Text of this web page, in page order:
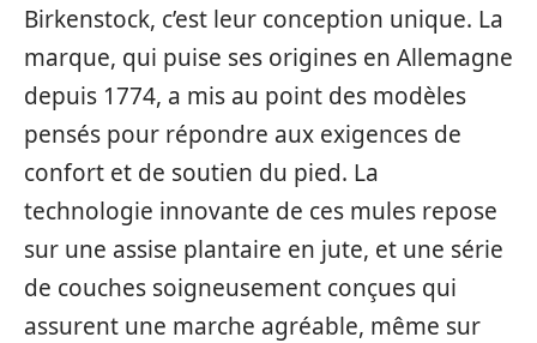
Birkenstock, c’est leur conception unique. La
marque, qui puise ses origines en Allemagne
depuis 1774, a mis au point des modèles
pensés pour répondre aux exigences de
confort et de soutien du pied. La
technologie innovante de ces mules repose
sur une assise plantaire en jute, et une série
de couches soigneusement conçues qui
assurent une marche agréable, même sur